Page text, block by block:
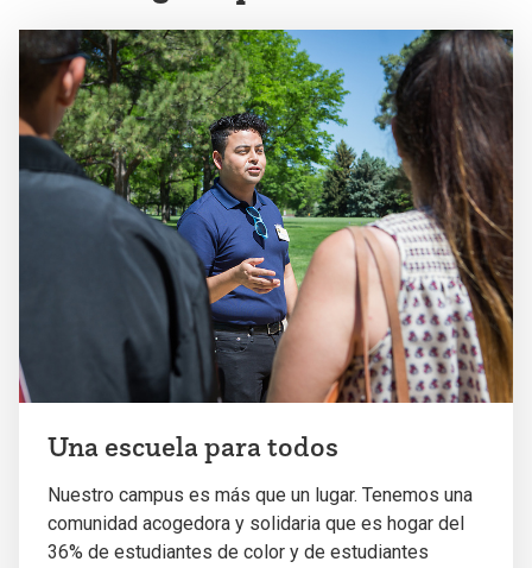
Una escuela para todos
Nuestro campus es más que un lugar. Tenemos una
comunidad acogedora y solidaria que es hogar del
36% de estudiantes de color y de estudiantes